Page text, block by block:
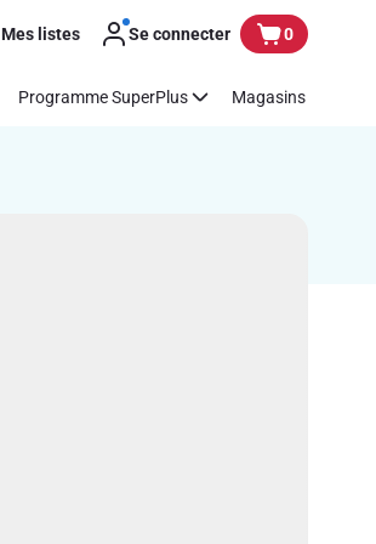
Mes listes Se connecter 0
Programme SuperPlus Magasins